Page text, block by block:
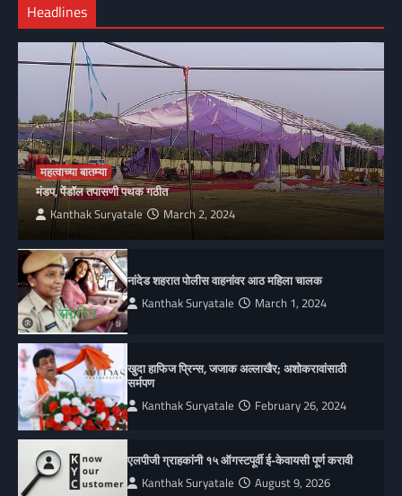
Headlines
महत्वाच्या बातम्या
मंडप, पेंडॉल तपासणी पथक गठीत
Kanthak Suryatale March 2, 2024
नांदेड शहरात पोलीस वाहनांवर आठ महिला चालक
Kanthak Suryatale March 1, 2024
खुदा हाफिज प्रिन्स, जजाक अल्लाखैर; अशोकरावांसाठी
सर्मपण
Kanthak Suryatale February 26, 2024
एलपीजी ग्राहकांनी १५ ऑगस्टपूर्वी ई-केवायसी पूर्ण करावी
Kanthak Suryatale August 9, 2026